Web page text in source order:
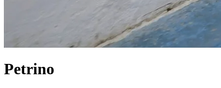
Petrino